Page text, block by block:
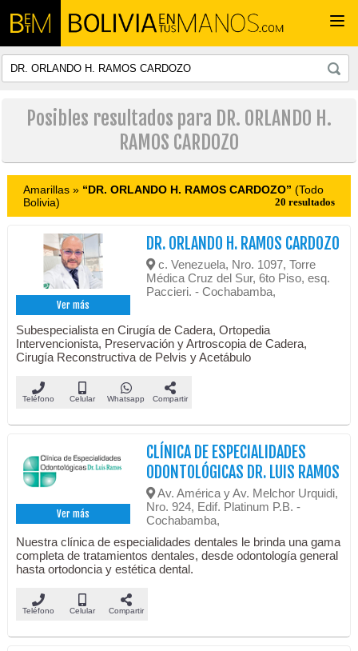
Posibles resultados para DR. ORLANDO H.
RAMOS CARDOZO
Amarillas » “DR. ORLANDO H. RAMOS CARDOZO” (Todo
Bolivia)
20 resultados
Ver más
DR. ORLANDO H. RAMOS CARDOZO
c. Venezuela, Nro. 1097, Torre
Médica Cruz del Sur, 6to Piso, esq.
Paccieri. - Cochabamba,
Subespecialista en Cirugía de Cadera, Ortopedia
Intervencionista, Preservación y Artroscopia de Cadera,
Cirugía Reconstructiva de Pelvis y Acetábulo
Teléfono Celular Whatsapp Compartir
Ver más
CLÍNICA DE ESPECIALIDADES
ODONTOLÓGICAS DR. LUIS RAMOS
Av. América y Av. Melchor Urquidi,
Nro. 924, Edif. Platinum P.B. -
Cochabamba,
Nuestra clínica de especialidades dentales le brinda una gama
completa de tratamientos dentales, desde odontología general
hasta ortodoncia y estética dental.
Teléfono Celular Compartir